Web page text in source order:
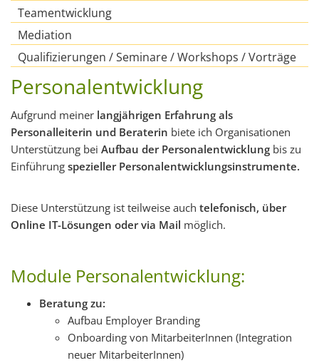
Teamentwicklung
Mediation
Qualifizierungen / Seminare / Workshops / Vorträge
Personalentwicklung
Aufgrund meiner langjährigen Erfahrung als
Personalleiterin und Beraterin biete ich Organisationen
Unterstützung bei Aufbau der Personalentwicklung bis zu
Einführung spezieller Personalentwicklungsinstrumente.
Diese Unterstützung ist teilweise auch telefonisch, über
Online IT-Lösungen oder via Mail möglich.
Module Personalentwicklung:
Beratung zu:
Aufbau Employer Branding
Onboarding von MitarbeiterInnen (Integration
neuer MitarbeiterInnen)